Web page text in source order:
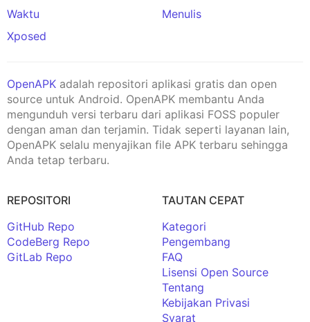
Waktu
Menulis
Xposed
OpenAPK adalah repositori aplikasi gratis dan open
source untuk Android. OpenAPK membantu Anda
mengunduh versi terbaru dari aplikasi FOSS populer
dengan aman dan terjamin. Tidak seperti layanan lain,
OpenAPK selalu menyajikan file APK terbaru sehingga
Anda tetap terbaru.
REPOSITORI
GitHub Repo
CodeBerg Repo
GitLab Repo
TAUTAN CEPAT
Kategori
Pengembang
FAQ
Lisensi Open Source
Tentang
Kebijakan Privasi
Syarat